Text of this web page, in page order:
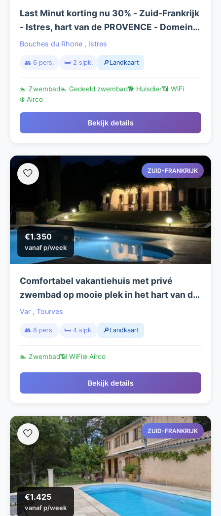
Last Minut korting nu 30% - Zuid-Frankrijk
- Istres, hart van de PROVENCE - Domein
met 6 gites - UNIEK DIRECT AAN HET
Bouches du Rhone , Istres
👥 6 pers. 🛏️ 2 slpk. 🔎Landkaart
🏊 Zwembad🏊 Gedeeld zwembad🐕 Huisdier📶 WiFi
❄️ Airco
Bekijk details
ZUID-FRANKRIJK
€1.350
vanaf p/week
🤍
Comfortabel vakantiehuis met privé
zwembad op mooie plek in het hart van de
Provence.
Var , Tourves
👥 8 pers. 🛏️ 4 slpk. 🔎Landkaart
🏊 Zwembad📶 WiFi❄️ Airco
Bekijk details
ZUID-FRANKRIJK
€1.425
vanaf p/week
🤍